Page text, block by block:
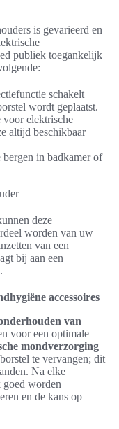
is gevarieerd en
publiek toegankelijk
schakelt
wordt geplaatst.
elektrische
altijd beschikbaar
in badkamer of
deze
worden van uw
van een
bij aan een
accessoires
van
voor een optimale
mondverzorging
te vervangen; dit
Na elke
goed worden
en de kans op